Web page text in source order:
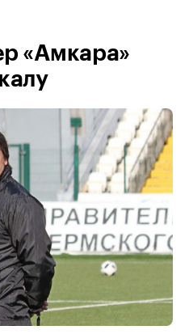
«Амкара»